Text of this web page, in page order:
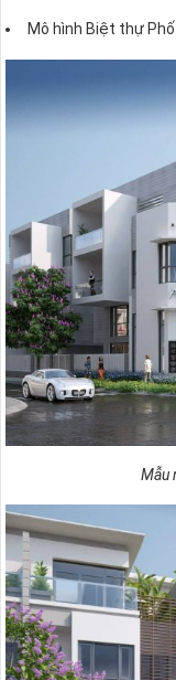
Mô hình Biệt thự
Mẫu